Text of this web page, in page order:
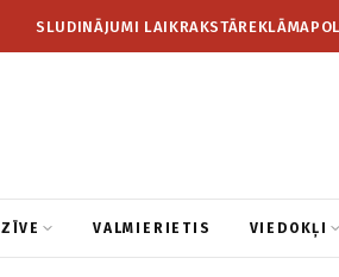
SLUDINĀJUMI LAIKRAKSTĀREKLĀMA
VALMIERIETIS VIEDOKĻI